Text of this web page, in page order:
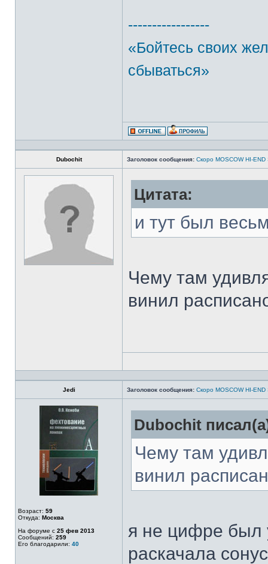
-----------------
«Бойтесь своих
сбываться»
Dubochit Заголовок сообщения: Скоро MOSCOW HI-END
Цитата:
и тут был
Чему там
винил
Jedi Заголовок сообщения: Скоро MOSCOW HI-END
Возраст: 59
Откуда: Москва
На форуме с 25 фев 2013
Сообщений: 259
Его благодарили: 40
Dubochit
Чему там
винил
я не цифре был
раскачала